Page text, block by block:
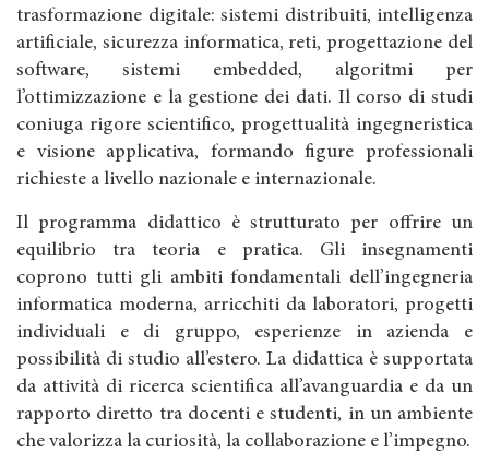
trasformazione digitale: sistemi distribuiti, intelligenza
artificiale, sicurezza informatica, reti, progettazione del
software, sistemi embedded, algoritmi per
l’ottimizzazione e la gestione dei dati. Il corso di studi
coniuga rigore scientifico, progettualità ingegneristica
e visione applicativa, formando figure professionali
richieste a livello nazionale e internazionale.
Il programma didattico è strutturato per offrire un
equilibrio tra teoria e pratica. Gli insegnamenti
coprono tutti gli ambiti fondamentali dell’ingegneria
informatica moderna, arricchiti da laboratori, progetti
individuali e di gruppo, esperienze in azienda e
possibilità di studio all’estero. La didattica è supportata
da attività di ricerca scientifica all’avanguardia e da un
rapporto diretto tra docenti e studenti, in un ambiente
che valorizza la curiosità, la collaborazione e l’impegno.